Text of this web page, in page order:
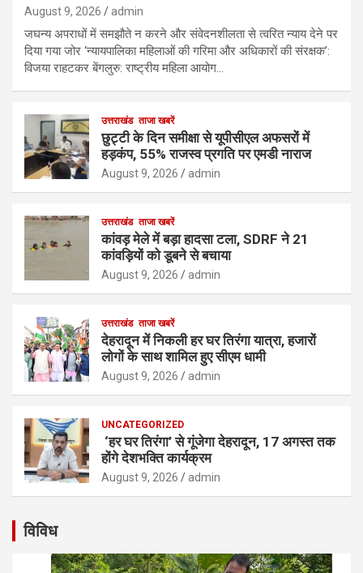
August 9, 2026 admin
जघन्य अपराधों में समझौते न करने और संवेदनशीलता से त्वरित न्याय देने पर
दिया गया जोर ‘न्यायपालिका महिलाओं की गरिमा और अधिकारों की संरक्षक’:
विजया राहटकर बेंगलुरु: राष्ट्रीय महिला आयोग…
उत्तराखंड ताजा खबरें
छुट्टी के दिन समीक्षा से यूपीसीएल अफसरों में
हड़कंप, 55% राजस्व प्रगति पर एमडी नाराज
August 9, 2026 admin
उत्तराखंड ताजा खबरें
कांवड़ मेले में बड़ा हादसा टला, SDRF ने 21
कांवड़ियों को डूबने से बचाया
August 9, 2026 admin
उत्तराखंड ताजा खबरें
देहरादून में निकली हर घर तिरंगा यात्रा, हजारों
लोगों के साथ शामिल हुए सीएम धामी
August 9, 2026 admin
UNCATEGORIZED
‘हर घर तिरंगा’ से गूंजेगा देहरादून, 17 अगस्त तक
होंगे देशभक्ति कार्यक्रम
August 9, 2026 admin
विविध